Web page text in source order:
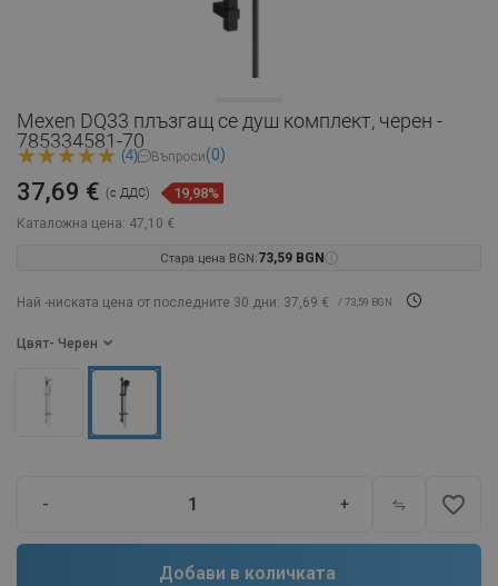
Mexen DQ33 плъзгащ се душ комплект, черен -
785334581-70
(4) Въпроси(0)
Каталожна цена: 47,10 €
37,69 € (с ДДС) 19,98%
Стара цена BGN:73,59 BGN
Най -ниската цена от последните 30 дни: 37,69 € / 73,59 BGN
Цвят - Черен
- + favorite_border
Добави в количката